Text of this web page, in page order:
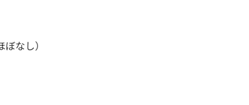
なし）